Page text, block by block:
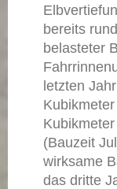
bereits
belasteter
letzten
(Bauzeit
wirksame
das dritte